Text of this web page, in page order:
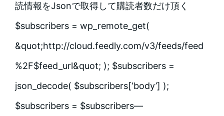
読情報をJsonで取得して購読者数だけ頂く
$subscribers = wp_remote_get(
&quot;http://cloud.feedly.com/v3/feeds/feed
%2F$feed_url&quot; ); $subscribers =
json_decode( $subscribers[‘body’] );
$subscribers = $subscribers—